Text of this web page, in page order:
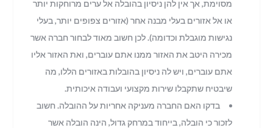
מסוימת, אך אין להן ניסיון בהובלה אל ערים מרוחקות יותר
או אל אזורים בעלי מבנה אחר (אזורים צפופים יותר, בעלי
נגישות מוגבלת וכדומה). לכן חשוב מאוד לבחור חברה אשר
מכירה היטב את האזור ממנו אתם עוברים, ואת האזור אליו
אתם עוברים, ויש לה ניסיון בהובלות באזורים הללו, מה
שיבטיח שתקבלו שירות מקצועי ועבודה איכותית.
בדקו האם החברה מעניקה אחריות על ההובלה. חשוב
לזכור כי הובלה, בייחוד במרחק גדול, הינה הובלה אשר